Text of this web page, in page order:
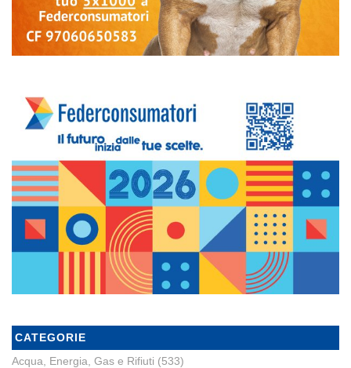
CATEGORIE
Acqua, Energia, Gas e Rifiuti (533)